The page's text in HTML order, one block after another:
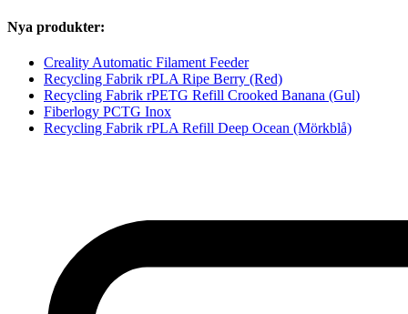
Nya produkter:
Creality Automatic Filament Feeder
Recycling Fabrik rPLA Ripe Berry (Red)
Recycling Fabrik rPETG Refill Crooked Banana (Gul)
Fiberlogy PCTG Inox
Recycling Fabrik rPLA Refill Deep Ocean (Mörkblå)